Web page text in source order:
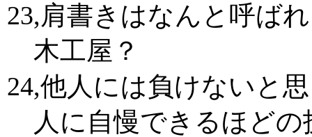
23,肩書きはなんと呼ば
木工屋？
24,他人には負けないと
人に自慢できるほどの